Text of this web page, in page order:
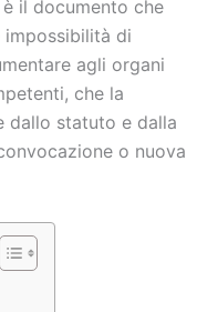
il documento che
impossibilità di
agli organi
che la
dallo statuto e dalla
o nuova